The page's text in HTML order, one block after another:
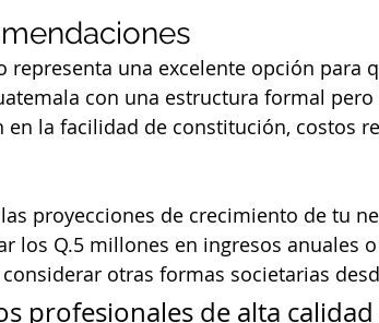
representa una excelente opción para
con una estructura formal
en la facilidad de constitución, costos
proyecciones de crecimiento de tu
los Q.5 millones en ingresos anuales
otras formas societarias
profesionales de alta